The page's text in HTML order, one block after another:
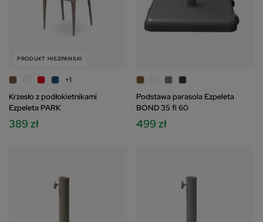
PRODUKT HISZPAŃSKI
+1
Krzesło z podłokietnikami
Ezpeleta PARK
389 zł
Podstawa parasola Ezpeleta
BOND 35 fi 60
499 zł